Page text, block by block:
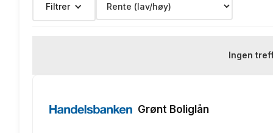
Depotgebyr:
Eksempelrente: Nominell
Filtrer
Ingen
Grønt Boliglån